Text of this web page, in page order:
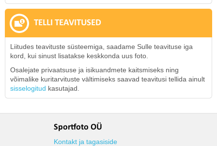
TELLI TEAVITUSED
Liitudes teavituste süsteemiga, saadame Sulle teavituse iga
kord, kui sinust lisatakse keskkonda uus foto.
Osalejate privaatsuse ja isikuandmete kaitsmiseks ning
võimalike kuritarvituste vältimiseks saavad teavitusi tellida ainult
sisselogitud kasutajad.
Sportfoto OÜ
Kontakt ja tagasiside